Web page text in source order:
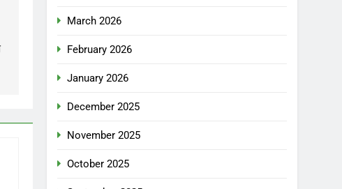
March 2026
February 2026
January 2026
December 2025
November 2025
October 2025